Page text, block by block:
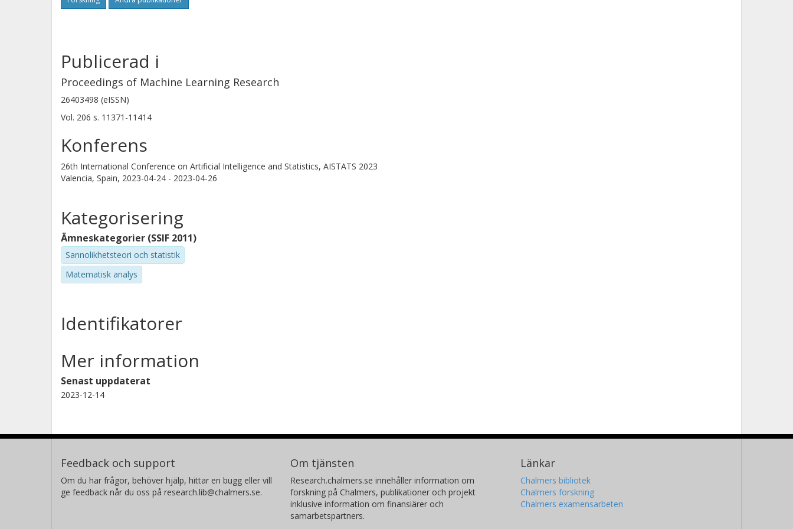
Publicerad i
Proceedings of Machine Learning Research
26403498 (eISSN)
Vol. 206 s. 11371-11414
Konferens
26th International Conference on Artificial Intelligence and Statistics, AISTATS 2023
Valencia, Spain, 2023-04-24 - 2023-04-26
Kategorisering
Ämneskategorier (SSIF 2011)
Sannolikhetsteori och statistik
Matematisk analys
Identifikatorer
Mer information
Senast uppdaterat
2023-12-14
Feedback och support
Om du har frågor, behöver hjälp, hittar en bugg eller vill
ge feedback når du oss på research.lib@chalmers.se.
Om tjänsten
Research.chalmers.se innehåller information om
forskning på Chalmers, publikationer och projekt
inklusive information om finansiärer och
samarbetspartners.
Länkar
Chalmers bibliotek
Chalmers forskning
Chalmers examensarbeten